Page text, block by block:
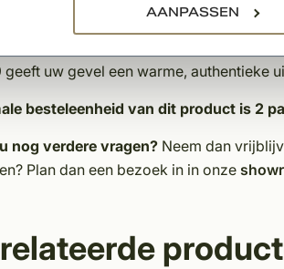
AANPASSEN
in uw metselwerk. De kleur van de
voor inspiratie.
geeft uw gevel een warme, authentieke
besteleenheid van dit product is 2
nog verdere vragen? Neem dan
Plan dan een bezoek in in onze